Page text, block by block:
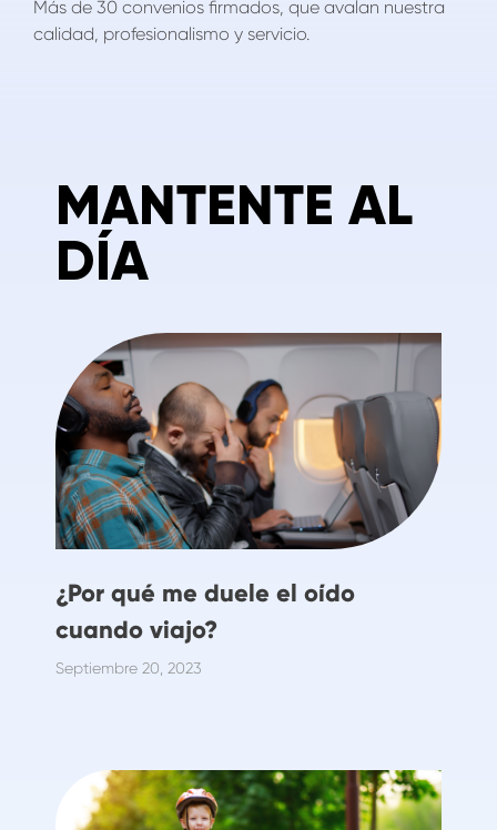
Más de 30 convenios firmados, que avalan nuestra
calidad, profesionalismo y servicio.
MANTENTE AL
DÍA
¿Por qué me duele el oído
cuando viajo?
Septiembre 20, 2023